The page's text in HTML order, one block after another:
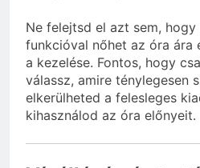
Ne felejtsd el azt sem, hogy
funkcióval nőhet az óra ára
a kezelése. Fontos, hogy
válassz, amire ténylegesen
elkerülheted a felesleges
kihasználod az óra előnyeit.